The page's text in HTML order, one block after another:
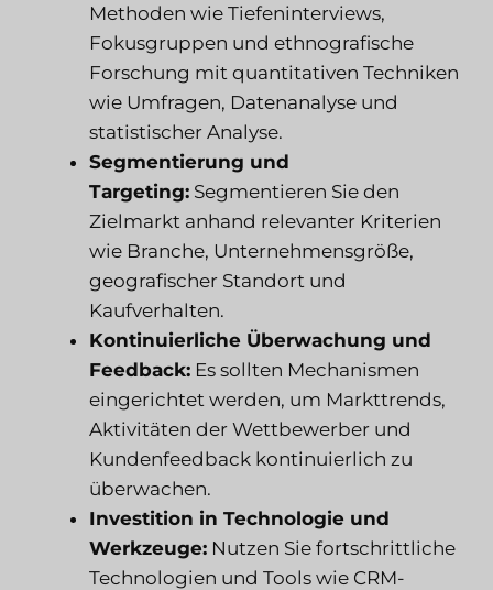
Methoden wie Tiefeninterviews,
Fokusgruppen und ethnografische
Forschung mit quantitativen Techniken
wie Umfragen, Datenanalyse und
statistischer Analyse.
Segmentierung und
Targeting: Segmentieren Sie den
Zielmarkt anhand relevanter Kriterien
wie Branche, Unternehmensgröße,
geografischer Standort und
Kaufverhalten.
Kontinuierliche Überwachung und
Feedback: Es sollten Mechanismen
eingerichtet werden, um Markttrends,
Aktivitäten der Wettbewerber und
Kundenfeedback kontinuierlich zu
überwachen.
Investition in Technologie und
Werkzeuge: Nutzen Sie fortschrittliche
Technologien und Tools wie CRM-